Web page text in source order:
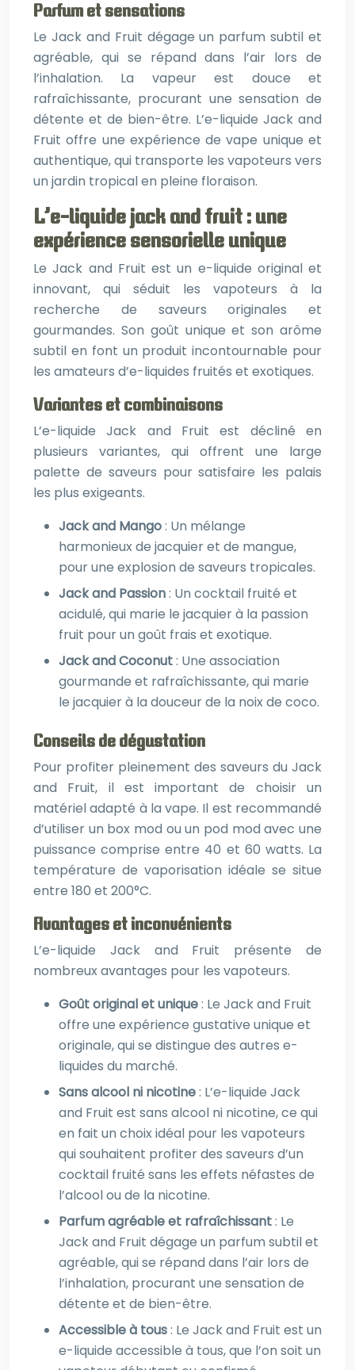
Parfum et sensations
Le Jack and Fruit dégage un parfum subtil et
agréable, qui se répand dans l’air lors de
l’inhalation. La vapeur est douce et
rafraîchissante, procurant une sensation de
détente et de bien-être. L’e-liquide Jack and
Fruit offre une expérience de vape unique et
authentique, qui transporte les vapoteurs vers
un jardin tropical en pleine floraison.
L’e-liquide jack and fruit : une
expérience sensorielle unique
Le Jack and Fruit est un e-liquide original et
innovant, qui séduit les vapoteurs à la
recherche de saveurs originales et
gourmandes. Son goût unique et son arôme
subtil en font un produit incontournable pour
les amateurs d’e-liquides fruités et exotiques.
Variantes et combinaisons
L’e-liquide Jack and Fruit est décliné en
plusieurs variantes, qui offrent une large
palette de saveurs pour satisfaire les palais
les plus exigeants.
Jack and Mango: Un mélange
harmonieux de jacquier et de mangue,
pour une explosion de saveurs tropicales.
Jack and Passion: Un cocktail fruité et
acidulé, qui marie le jacquier à la passion
fruit pour un goût frais et exotique.
Jack and Coconut: Une association
gourmande et rafraîchissante, qui marie
le jacquier à la douceur de la noix de coco.
Conseils de dégustation
Pour profiter pleinement des saveurs du Jack
and Fruit, il est important de choisir un
matériel adapté à la vape. Il est recommandé
d’utiliser un box mod ou un pod mod avec une
puissance comprise entre 40 et 60 watts. La
température de vaporisation idéale se situe
entre 180 et 200°C.
Avantages et inconvénients
L’e-liquide Jack and Fruit présente de
nombreux avantages pour les vapoteurs.
Goût original et unique: Le Jack and Fruit
offre une expérience gustative unique et
originale, qui se distingue des autres e-
liquides du marché.
Sans alcool ni nicotine: L’e-liquide Jack
and Fruit est sans alcool ni nicotine, ce qui
en fait un choix idéal pour les vapoteurs
qui souhaitent profiter des saveurs d’un
cocktail fruité sans les effets néfastes de
l’alcool ou de la nicotine.
Parfum agréable et rafraîchissant: Le
Jack and Fruit dégage un parfum subtil et
agréable, qui se répand dans l’air lors de
l’inhalation, procurant une sensation de
détente et de bien-être.
Accessible à tous: Le Jack and Fruit est un
e-liquide accessible à tous, que l’on soit un